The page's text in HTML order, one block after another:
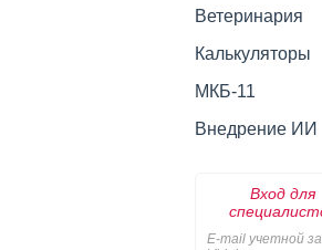
Ветеринария
Калькуляторы
МКБ-11
Внедрение ИИ
Вход для
E-mail учетной